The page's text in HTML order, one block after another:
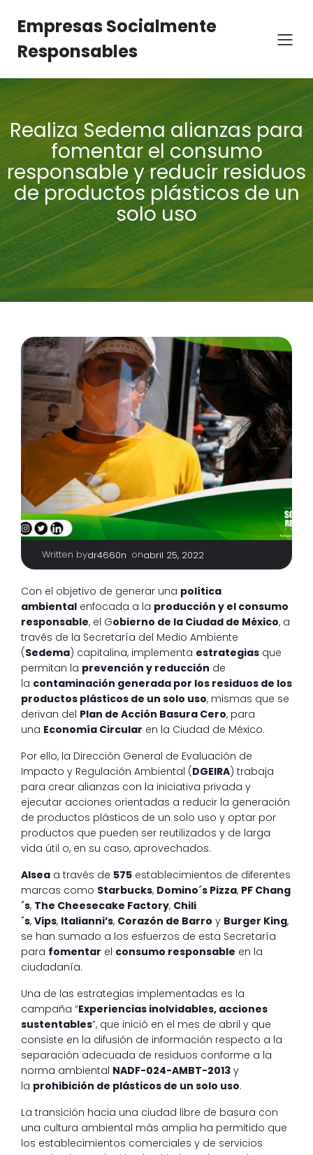
Empresas Socialmente
Responsables
Realiza Sedema alianzas para
fomentar el consumo
responsable y reducir residuos
de productos plásticos de un
solo uso
Written bydr4660n onabril 25, 2022
Con el objetivo de generar una política
ambiental enfocada a la producción y el consumo
responsable, el Gobierno de la Ciudad de México, a
través de la Secretaría del Medio Ambiente
(Sedema) capitalina, implementa estrategias que
permitan la prevención y reducción de
la contaminación generada por los residuos de los
productos plásticos de un solo uso, mismas que se
derivan del Plan de Acción Basura Cero, para
una Economía Circular en la Ciudad de México.
Por ello, la Dirección General de Evaluación de
Impacto y Regulación Ambiental (DGEIRA) trabaja
para crear alianzas con la iniciativa privada y
ejecutar acciones orientadas a reducir la generación
de productos plásticos de un solo uso y optar por
productos que pueden ser reutilizados y de larga
vida útil o, en su caso, aprovechados.
Alsea a través de 575 establecimientos de diferentes
marcas como Starbucks, Domino´s Pizza, PF Chang
´s, The Cheesecake Factory, Chili
´s, Vips, Italianni’s, Corazón de Barro y Burger King,
se han sumado a los esfuerzos de esta Secretaría
para fomentar el consumo responsable en la
ciudadanía.
Una de las estrategias implementadas es la
campaña “Experiencias inolvidables, acciones
sustentables”, que inició en el mes de abril y que
consiste en la difusión de información respecto a la
separación adecuada de residuos conforme a la
norma ambiental NADF-024-AMBT-2013 y
la prohibición de plásticos de un solo uso.
La transición hacia una ciudad libre de basura con
una cultura ambiental más amplia ha permitido que
los establecimientos comerciales y de servicios